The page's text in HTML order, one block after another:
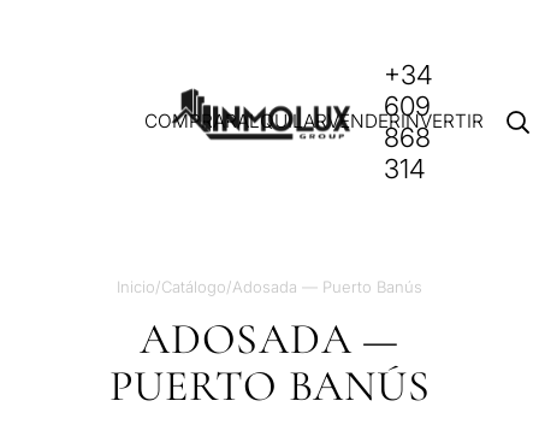
COMPRARALQUILARVENDERINVERTIR
+34
609
868
314
Inicio/Catálogo/Adosada — Puerto Banús
ADOSADA —
PUERTO BANÚS